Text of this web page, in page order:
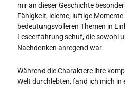
mir an dieser Geschichte
Fähigkeit, leichte, luftige
bedeutungsvolleren Themen in
Leseerfahrung schuf, die sowohl
Nachdenken anregend war.
Während die Charaktere ihre
Welt durchlebten, fand ich mich in